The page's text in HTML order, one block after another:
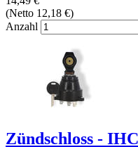
(Netto 12,18 €)
Anzahl
Zündschloss -